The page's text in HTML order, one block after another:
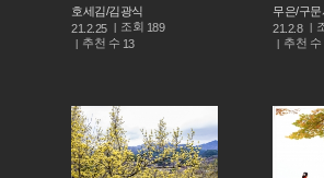
호세김/김광식
21.2.25
조회 189
추천 수 13
무은/구문
21.2.8
추천 수